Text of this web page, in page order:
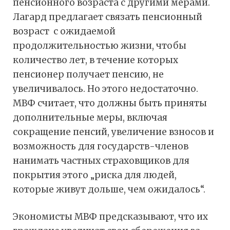
пенсионного возраста с другими мерами.
Лагард предлагает связать пенсионный
возраст с ожидаемой
продолжительностью жизни, чтобы
количество лет, в течение которых
пенсионер получает пенсию, не
увеличивалось. Но этого недостаточно.
МВФ считает, что должны быть приняты
дополнительные меры, включая
сокращение пенсий, увеличение взносов и
возможность для государств-членов
нанимать частных страховщиков для
покрытия этого „риска для людей,
которые живут дольше, чем ожидалось“.
Экономисты МВФ предсказывают, что их